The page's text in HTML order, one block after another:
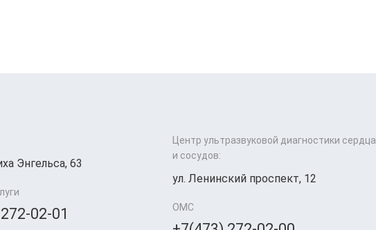
Энгельса, 63
02-01
Центр ультразвуковой диагностики сердца
и сосудов:
ул. Ленинский проспект, 12
ОМС